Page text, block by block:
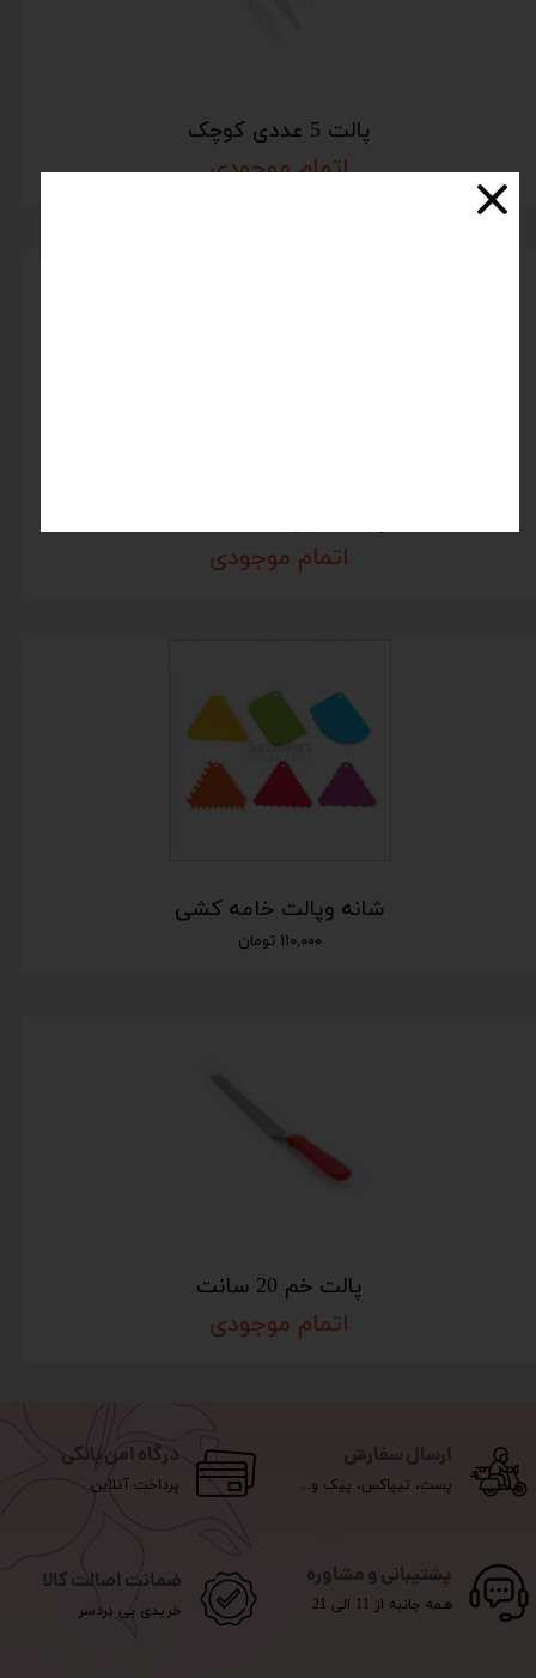
پالت 5 عددی کوچک
اتمام موجودی
اتمام موجودی
شانه وپالت خامه کشی
۱۱۰,۰۰۰ تومان
پالت خم 20 سانت
اتمام موجودی
ارسال سفارش
پست، تیپاکس، پیک و...
درگاه امن بانکی
پرداخت آنلاین
پشتیبانی و مشاوره
همه جانبه از 11 الی 21
ضمانت اصالت کالا
خریدی بی دردسر